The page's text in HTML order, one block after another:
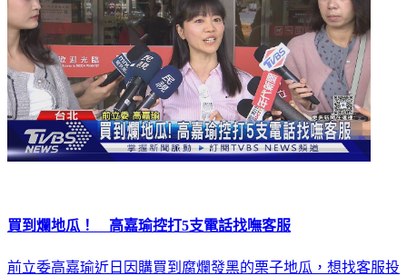
買到爛地瓜！ 高嘉瑜控打5支電話找嘸客服
前立委高嘉瑜近日因購買到腐爛發黑的栗子地瓜，想找客服投